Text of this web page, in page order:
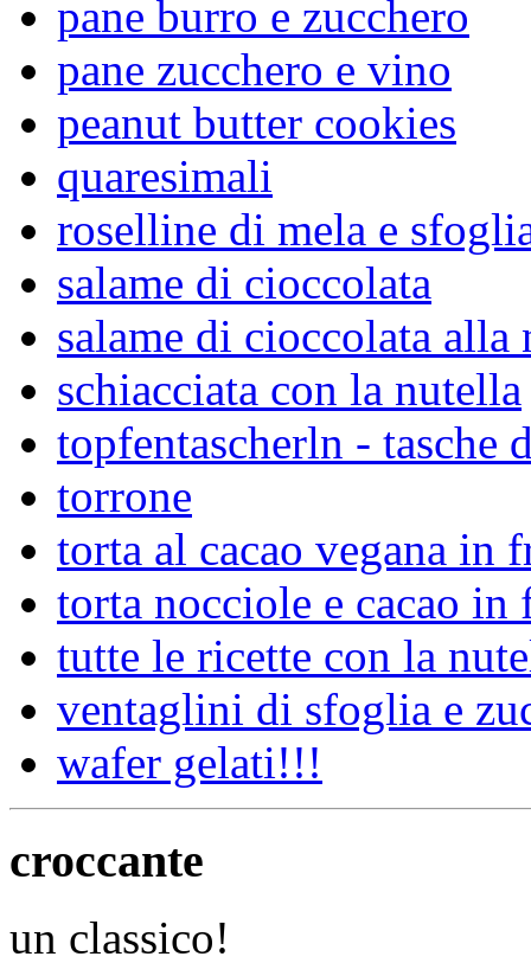
pane burro e zucchero
pane zucchero e vino
peanut butter cookies
quaresimali
roselline di mela e
salame di cioccolata
salame di cioccolata alla
schiacciata con la nutella
topfentascherln - tasche
torrone
torta al cacao vegana in
torta nocciole e cacao
tutte le ricette con la
ventaglini di sfoglia e
wafer gelati!!!
croccante
un classico!